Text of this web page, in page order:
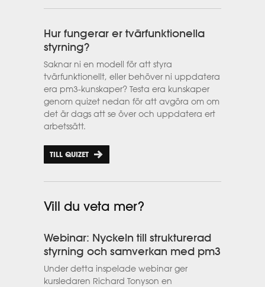
Hur fungerar er tvärfunktionella
styrning?
Saknar ni en modell för att styra
tvärfunktionellt, eller behöver ni uppdatera
era pm3-kunskaper? Testa era kunskaper
genom quizet nedan för att avgöra om om
det är dags att se över och uppdatera ert
arbetssätt.
TILL QUIZET
Vill du veta mer?
Webinar: Nyckeln till strukturerad
styrning och samverkan med pm3
Under detta inspelade webinar ger
kursledaren Richard Tonyson en